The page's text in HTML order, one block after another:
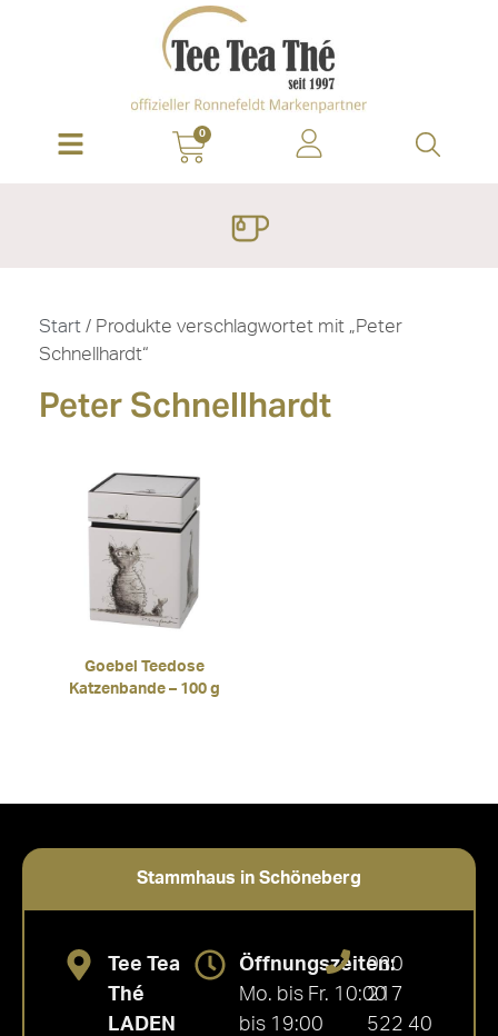
0
Start / Produkte verschlagwortet mit „Peter
Schnellhardt“
Peter Schnellhardt
Goebel Teedose
Katzenbande – 100 g
Stammhaus in Schöneberg
Tee Tea
Thé
LADEN
Öffnungszeiten:
Mo. bis Fr. 10:00
bis 19:00
030
217
522 40